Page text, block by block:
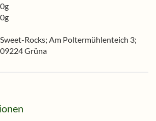
0g
0g
Sweet-Rocks; Am Poltermühlenteich 3;
09224 Grüna